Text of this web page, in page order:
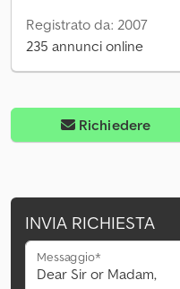
Registrato da: 2007
235 annunci online
Richiedere
INVIA RICHIESTA
Messaggio*